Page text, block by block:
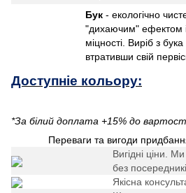
Бук - екологічно
"дихаючим" ефектом
міцності. Виріб з
втративши свій
Доступніе кольору:
*За білий доплата +15% до
Переваги та вигоди
Вигідні ціни.
без
Якісна